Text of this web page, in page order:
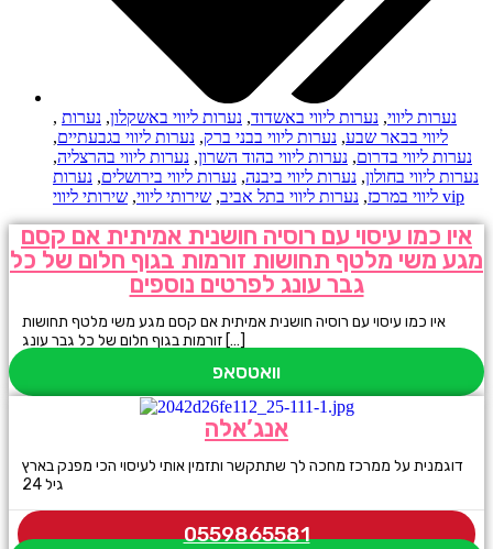
, נערות ליווי, נערות ליווי באשדוד, נערות ליווי באשקלון, נערות
ליווי בבאר שבע, נערות ליווי בבני ברק, נערות ליווי בגבעתיים,
נערות ליווי בדרום, נערות ליווי בהוד השרון, נערות ליווי בהרצליה,
נערות ליווי בחולון, נערות ליווי ביבנה, נערות ליווי בירושלים, נערות
ליווי במרכז, נערות ליווי בתל אביב, שירותי ליווי, שירותי ליווי vip
איו כמו עיסוי עם רוסיה חושנית אמיתית אם קסם
מגע משי מלטף תחושות זורמות בגוף חלום של כל
גבר עונג לפרטים נוספים
איו כמו עיסוי עם רוסיה חושנית אמיתית אם קסם מגע משי מלטף תחושות
זורמות בגוף חלום של כל גבר עונג […]
וואטסאפ
אנג’אלה
דוגמנית על ממרכז מחכה לך שתתקשר ותזמין אותי לעיסוי הכי מפנק בארץ
גיל 24
0559865581